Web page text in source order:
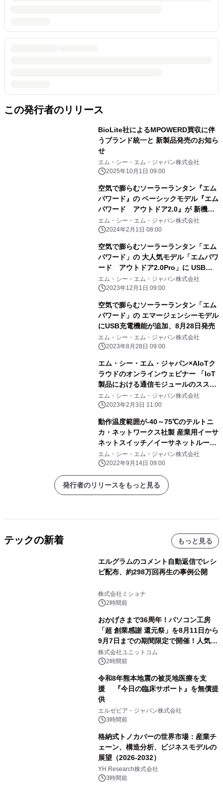
この発行者のリリース
BioLite社によるMPOWERD買収に伴
うブランド統一と 新製品発売のお知ら
せ
エム・シー・エム・ジャパン株式会社
2025年10月1日 09:00
空気で膨らむソーラーランタン『エム
パワード』の ベーシックモデル『エム
パワード アウトドア2.0』が 新機能
を追加して2月1日にリニューアル発売
エム・シー・エム・ジャパン株式会社
2024年2月1日 08:00
空気で膨らむソーラーランタン「エム
パワード」の 大人気モデル「エムパワ
ード アウトドア2.0Pro」に USB
typeCコネクタが追加、12月1日発売
エム・シー・エム・ジャパン株式会社
2023年12月1日 09:00
空気で膨らむソーラーランタン「エム
パワード」の エマージェンシーモデル
にUSB充電機能が追加、8月28日発売
エム・シー・エム・ジャパン株式会社
2023年8月28日 09:00
エム・シー・エム・ジャパン×AIoTク
ラウドのオンラインウェビナー 「IoT
製品における通信モジュールのスス
メ」を2月9日に開催
エム・シー・エム・ジャパン株式会社
2023年2月3日 11:00
動作温度範囲が-40～75℃のテルトニ
カ・ネットワークス社製 産業用イーサ
ネットスイッチ／イーサネットルータ
／ Wi-Fiルータの取扱いを開始
エム・シー・エム・ジャパン株式会社
2022年9月14日 09:00
発行者のリリースをもっと見る
テックの新着 もっと見る
エルグラムのコメント自動返信でレシ
ピ配布、約298万回再生の事例公開
株式会社ミショナ
2時間前
おかげさまで36周年！パソコン工房
「超 創業感謝 還元祭」を8月11日から
9月7日までの期間限定で開催！人気の
ゲーミングPCや高性能ノートPCなど
対象iiyama PCのご購入で最大3万円分
株式会社ユニットコム
2時間前
令和8年熊本地震の被災地医療を支
援 『今日の臨床サポート』を無償提
供
エルゼビア・ジャパン株式会社
3時間前
格納式トノカバーの世界市場：産業チ
ェーン、構造分析、ビジネスモデルの
展望（2026-2032）
YH Research株式会社
3時間前